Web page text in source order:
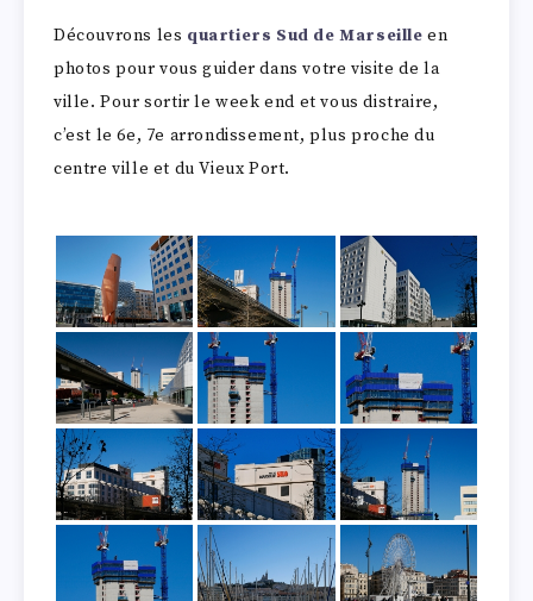
Découvrons les quartiers Sud de Marseilleen
photos pour vous guider dans votre visite de la
ville. Pour sortir le week end et vous distraire,
c’est le 6e, 7e arrondissement, plus proche du
centre ville et du Vieux Port.